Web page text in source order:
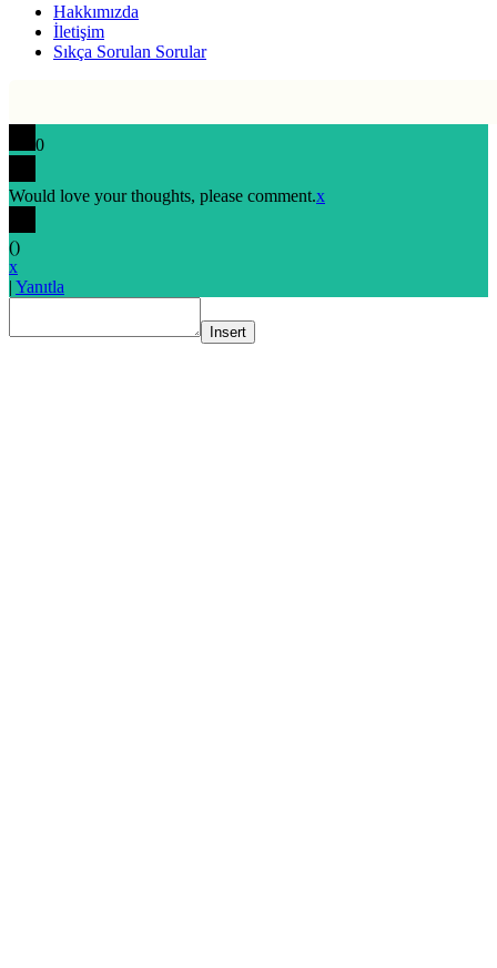
Hakkımızda
İletişim
Sıkça Sorulan Sorular
0
Would love your thoughts, please comment.x
()
x
| Yanıtla
Insert